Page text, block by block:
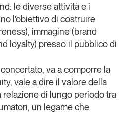
Newsletter
Linkedin
Copia Link
le diverse attività e i
l’obiettivo di costruire
immagine (brand
loyalty) presso il pubblico di
va a comporre la
, vale a dire il valore della
relazione di lungo periodo tra
un legame che